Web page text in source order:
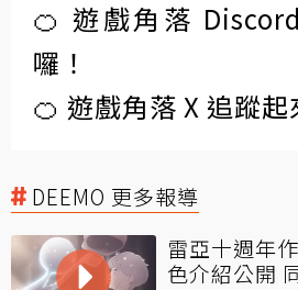
🍊 遊戲角落
囉！
🍊 遊戲角落 X 追蹤起
DEEMO 更多報導
雷亞十週年
色介紹公開